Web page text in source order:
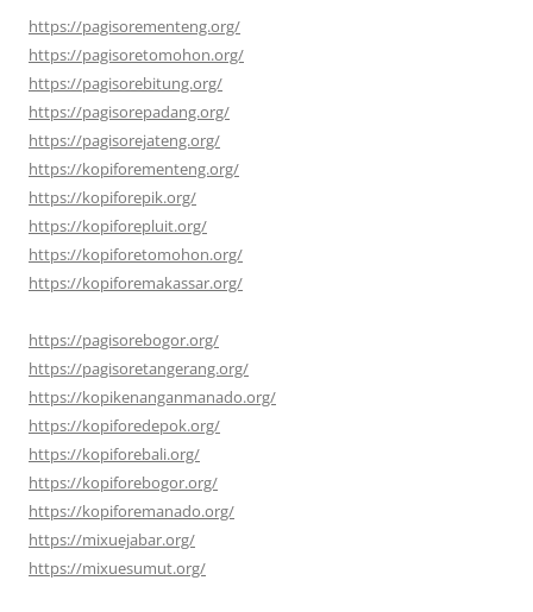
https://pagisorementeng.org/
https://pagisoretomohon.org/
https://pagisorebitung.org/
https://pagisorepadang.org/
https://pagisorejateng.org/
https://kopiforementeng.org/
https://kopiforepik.org/
https://kopiforepluit.org/
https://kopiforetomohon.org/
https://kopiforemakassar.org/
https://pagisorebogor.org/
https://pagisoretangerang.org/
https://kopikenanganmanado.org/
https://kopiforedepok.org/
https://kopiforebali.org/
https://kopiforebogor.org/
https://kopiforemanado.org/
https://mixuejabar.org/
https://mixuesumut.org/